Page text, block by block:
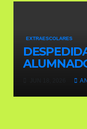
EXTRAESCOLARES